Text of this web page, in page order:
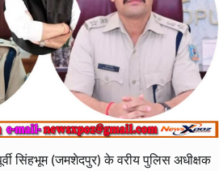
सिंहभूम (जमशेदपुर) के वरीय पुलिस अधीक्षक